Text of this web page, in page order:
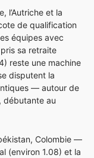
l’Autriche et la
de qualification
équipes avec
pris sa retraite
reste une machine
disputent la
— autour de
débutante au
Colombie —
(environ 1.08) et la